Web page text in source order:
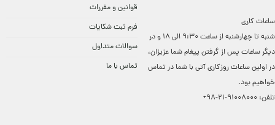
ساعات کاری
شنبه تا چهارشنبه از ساعت 9:30 الی 18 و در
دیگر ساعات ‌پس از گرفتن پیغام شما عزیزان،
در اولین ساعات روزکاری آتی با شما در تماس
خواهیم بود.
تلفن: 91008000-21-98+
قوانین و مقررات
فرم ثبت شکایات
سوالات متداول
تماس با ما